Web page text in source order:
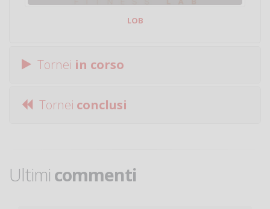
LOB
Tornei in corso
Tornei conclusi
Ultimi commenti